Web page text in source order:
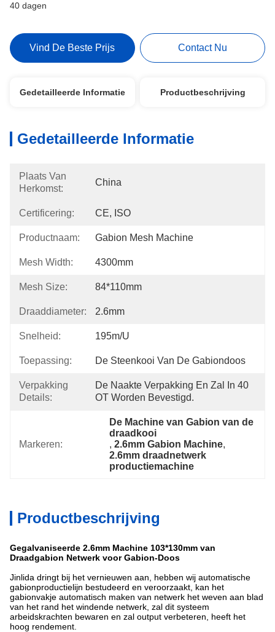
40 dagen
Vind De Beste Prijs Contact Nu
Gedetailleerde Informatie Productbeschrijving
Gedetailleerde Informatie
Plaats Van
Herkomst:
China
Certificering: CE, ISO
Productnaam: Gabion Mesh Machine
Mesh Width: 4300mm
Mesh Size: 84*110mm
Draaddiameter: 2.6mm
Snelheid: 195m/u
Toepassing: De Steenkooi Van De Gabiondoos
Verpakking
Details:
De Naakte Verpakking En Zal In 40
OT Worden Bevestigd.
Markeren:
De Machine van Gabion van de
draadkooi
, 2.6mm Gabion Machine,
2.6mm draadnetwerk
productiemachine
Productbeschrijving
Gegalvaniseerde 2.6mm Machine 103*130mm van
Draadgabion Netwerk voor Gabion-Doos
Jinlida dringt bij het vernieuwen aan, hebben wij automatische
gabionproductielijn bestudeerd en veroorzaakt, kan het
gabionvakje automatisch maken van netwerk het weven aan blad
van het rand het windende netwerk, zal dit systeem
arbeidskrachten bewaren en zal output verbeteren, heeft het
hoog rendement.